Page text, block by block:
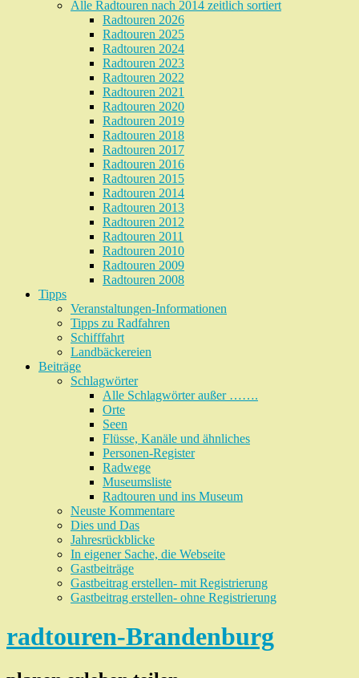
Alle Radtouren nach 2014 zeitlich sortiert
Radtouren 2026
Radtouren 2025
Radtouren 2024
Radtouren 2023
Radtouren 2022
Radtouren 2021
Radtouren 2020
Radtouren 2019
Radtouren 2018
Radtouren 2017
Radtouren 2016
Radtouren 2015
Radtouren 2014
Radtouren 2013
Radtouren 2012
Radtouren 2011
Radtouren 2010
Radtouren 2009
Radtouren 2008
Tipps
Veranstaltungen-Informationen
Tipps zu Radfahren
Schifffahrt
Landbäckereien
Beiträge
Schlagwörter
Alle Schlagwörter außer …….
Orte
Seen
Flüsse, Kanäle und ähnliches
Personen-Register
Radwege
Museumsliste
Radtouren und ins Museum
Neuste Kommentare
Dies und Das
Jahresrückblicke
In eigener Sache, die Webseite
Gastbeiträge
Gastbeitrag erstellen- mit Registrierung
Gastbeitrag erstellen- ohne Registrierung
radtouren-Brandenburg